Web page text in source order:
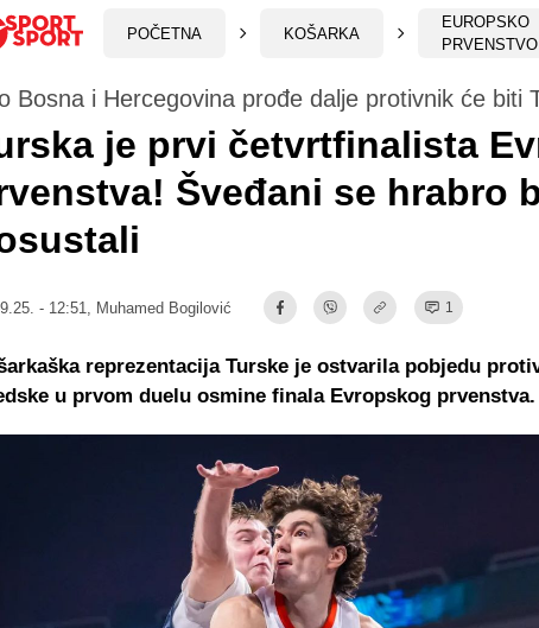
POČETNA KOŠARKA
EUROPSKO
PRVENSTVO
Bosna i Hercegovina prođe dalje protivnik će biti
je prvi četvrtfinalista
Šveđani se hrabro
- 12:51, Muhamed Bogilović 1
reprezentacija Turske je ostvarila pobjedu
u prvom duelu osmine finala Evropskog prvenstva.